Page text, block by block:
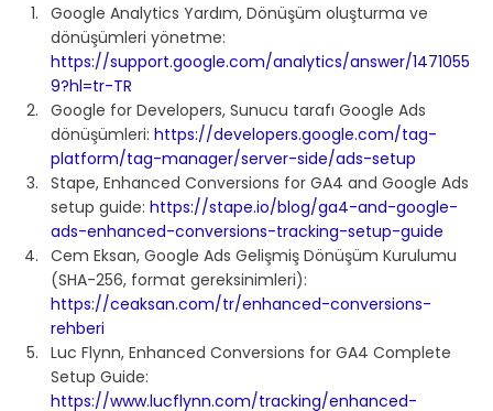
Google Analytics Yardım, Dönüşüm oluşturma ve
dönüşümleri yönetme:
https://support.google.com/analytics/answer/1471055
9?hl=tr-TR
Google for Developers, Sunucu tarafı Google Ads
dönüşümleri: https://developers.google.com/tag-
platform/tag-manager/server-side/ads-setup
Stape, Enhanced Conversions for GA4 and Google Ads
setup guide: https://stape.io/blog/ga4-and-google-
ads-enhanced-conversions-tracking-setup-guide
Cem Eksan, Google Ads Gelişmiş Dönüşüm Kurulumu
(SHA-256, format gereksinimleri):
https://ceaksan.com/tr/enhanced-conversions-
rehberi
Luc Flynn, Enhanced Conversions for GA4 Complete
Setup Guide:
https://www.lucflynn.com/tracking/enhanced-